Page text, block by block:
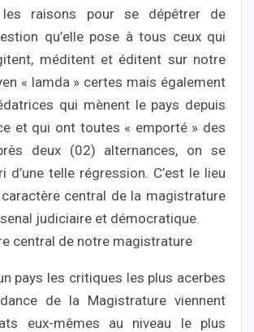
les raisons pour se dépêtrer de
qu’elle pose à tous ceux qui
méditent et éditent sur notre
« lamda » certes mais également
qui mènent le pays depuis
et qui ont toutes « emporté » des
deux (02) alternances, on se
d’une telle régression. C’est le lieu
caractère central de la magistrature
judiciaire et démocratique.
central de notre magistrature
pays les critiques les plus acerbes
de la Magistrature viennent
eux-mêmes au niveau le plus